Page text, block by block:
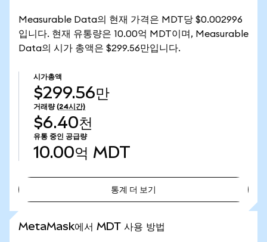
Measurable Data의 현재 가격은 MDT당 $0.002996
입니다. 현재 유통량은 10.00억 MDT이며, Measurable
Data의 시가 총액은 $299.56만입니다.
시가총액
$299.56만
거래량 (24시간)
$6.40천
유통 중인 공급량
10.00억 MDT
통계 더 보기
MetaMask에서 MDT 사용 방법